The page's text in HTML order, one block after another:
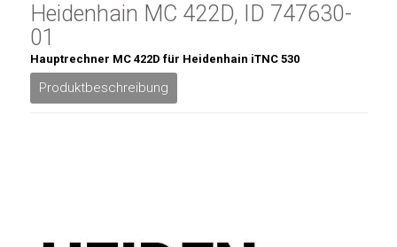
Heidenhain MC 422D, ID 747630-
01
Hauptrechner MC 422D für Heidenhain iTNC 530
Produktbeschreibung